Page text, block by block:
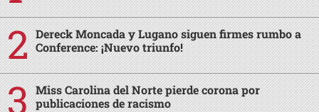
Dereck Moncada y Lugano siguen firmes rumbo a
Conference: ¡Nuevo triunfo!
Miss Carolina del Norte pierde corona por
publicaciones de racismo